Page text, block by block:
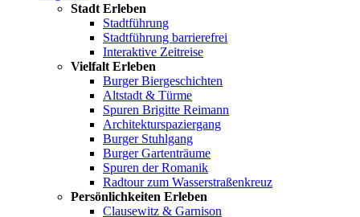
Stadt Erleben
Stadtführung
Stadtführung barrierefrei
Interaktive Zeitreise
Vielfalt Erleben
Burger Biergeschichten
Altstadt & Türme
Spuren Brigitte Reimann
Architekturspaziergang
Burger Stuhlgang
Burger Gartenträume
Spuren der Romanik
Radtour zum Wasserstraßenkreuz
Persönlichkeiten Erleben
Clausewitz & Garnison